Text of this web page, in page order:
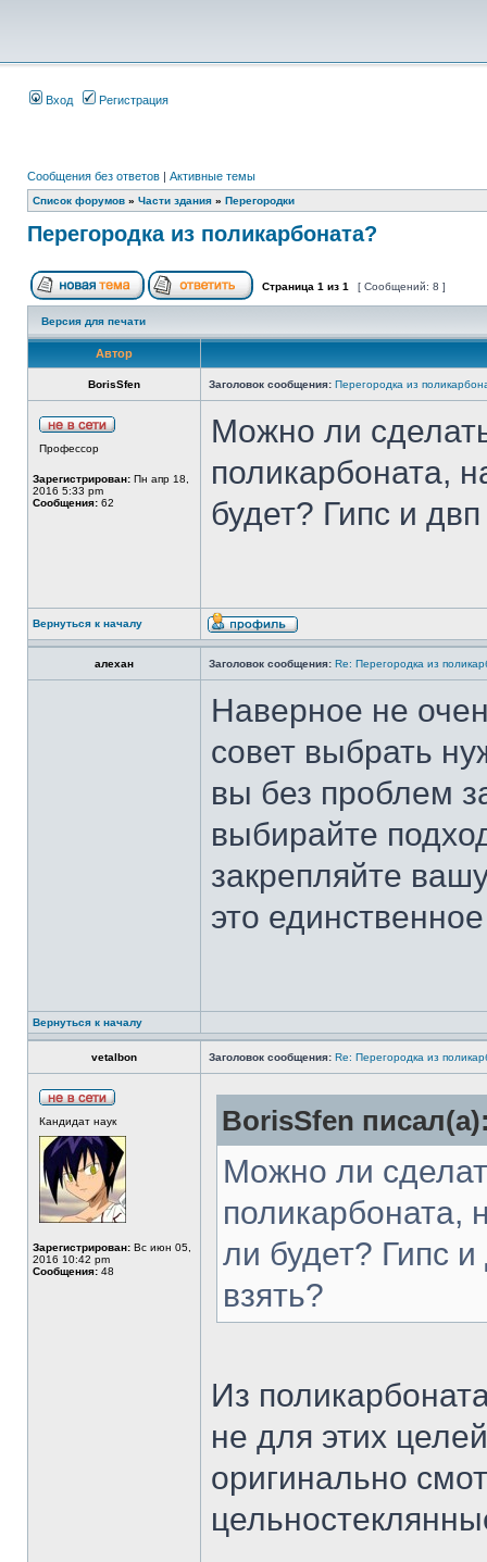
Вход Регистрация
Сообщения без ответов | Активные темы
Список форумов » Части здания » Перегородки
Перегородка из поликарбоната?
Страница 1 из 1 [ Сообщений: 8 ]
Версия для печати
Автор
BorisSfen Заголовок сообщения: Перегородка из
Профессор
Зарегистрирован: Пн апр 18,
2016 5:33 pm
Сообщения: 62
Можно ли
поликарбоната,
будет? Гипс и
Вернуться к началу
алехан Заголовок сообщения: Re: Перегородка из
Наверное не
совет выбрать
вы без проблем
выбирайте
закрепляйте
это
Вернуться к началу
vetalbon Заголовок сообщения: Re: Перегородка из
Кандидат наук
Зарегистрирован: Вс июн 05,
2016 10:42 pm
Сообщения: 48
BorisSfen
Можно ли
поликарбоната,
ли будет? Гипс
взять?
Из
не для этих
оригинально